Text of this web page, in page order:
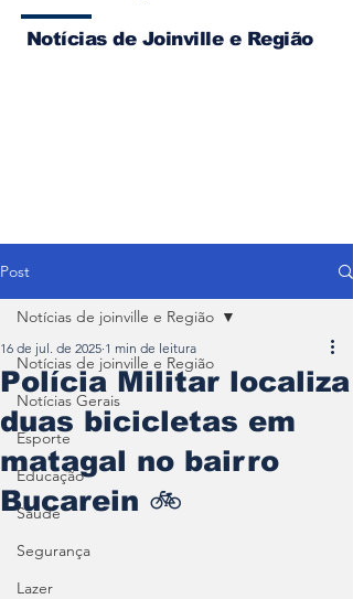
Notícias de Joinville e Região
Post
Notícias de joinville e Região
Notícias Gerais
Esporte
Educação
Saúde
Segurança
Lazer
Notícias de joinville e Região
Polícia Militar localiza
duas bicicletas em
matagal no bairro
Bucarein 🚲
16 de jul. de 2025 1 min de leitura